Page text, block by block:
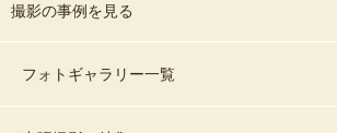
撮影の事例を見る
フォトギャラリー一覧